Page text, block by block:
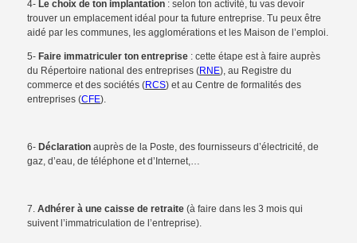
4- Le choix de ton implantation : selon ton activité, tu vas devoir
trouver un emplacement idéal pour ta future entreprise. Tu peux être
aidé par les communes, les agglomérations et les Maison de l’emploi.
5-Faire immatriculer ton entreprise : cette étape est à faire auprès
du Répertoire national des entreprises (RNE), au Registre du
commerce et des sociétés (RCS) et au Centre de formalités des
entreprises (CFE).
6-Déclaration auprès de la Poste, des fournisseurs d’électricité, de
gaz, d’eau, de téléphone et d’Internet,…
7.Adhérer à une caisse de retraite (à faire dans les 3 mois qui
suivent l’immatriculation de l’entreprise).